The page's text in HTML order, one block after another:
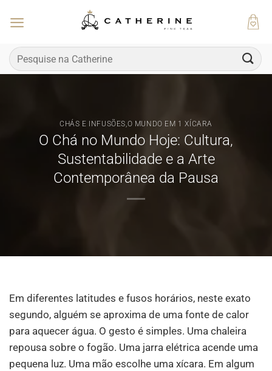
Pesquisar
por:
CHÁS E INFUSÕES,O MUNDO EM 1 XÍCARA
O Chá no Mundo Hoje: Cultura,
Sustentabilidade e a Arte
Contemporânea da Pausa
Em diferentes latitudes e fusos horários, neste exato
segundo, alguém se aproxima de uma fonte de calor
para aquecer água. O gesto é simples. Uma chaleira
repousa sobre o fogão. Uma jarra elétrica acende uma
pequena luz. Uma mão escolhe uma xícara. Em algum